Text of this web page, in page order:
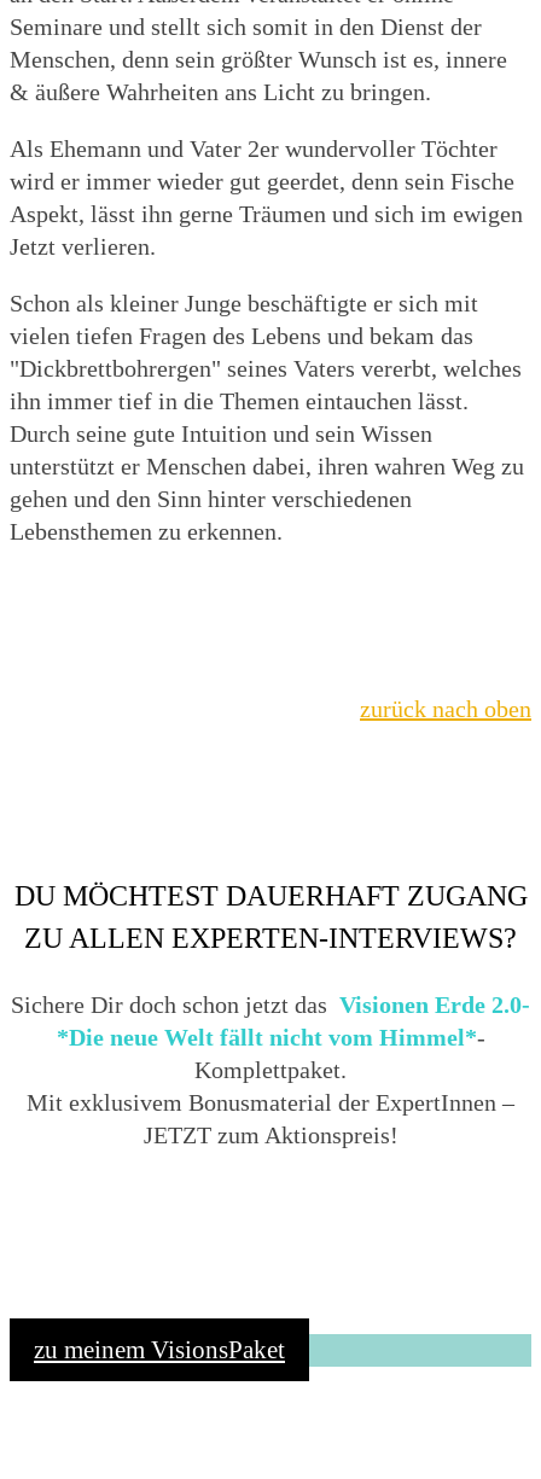
Seminare und stellt sich somit in den Dienst der
Menschen, denn sein größter Wunsch ist es, innere
& äußere Wahrheiten ans Licht zu bringen.
Als Ehemann und Vater 2er wundervoller Töchter
wird er immer wieder gut geerdet, denn sein Fische
Aspekt, lässt ihn gerne Träumen und sich im ewigen
Jetzt verlieren.
Schon als kleiner Junge beschäftigte er sich mit
vielen tiefen Fragen des Lebens und bekam das
"Dickbrettbohrergen" seines Vaters vererbt, welches
ihn immer tief in die Themen eintauchen lässt.
Durch seine gute Intuition und sein Wissen
unterstützt er Menschen dabei, ihren wahren Weg zu
gehen und den Sinn hinter verschiedenen
Lebensthemen zu erkennen.
zurück nach oben
DU MÖCHTEST DAUERHAFT ZUGANG
ZU ALLEN EXPERTEN-INTERVIEWS?
Sichere Dir doch schon jetzt das Visionen Erde 2.0-
*Die neue Welt fällt nicht vom Himmel*-
Komplettpaket.
Mit exklusivem Bonusmaterial der ExpertInnen –
JETZT zum Aktionspreis!
zu meinem VisionsPaket